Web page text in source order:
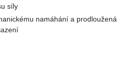
síly
namáhání a prodloužená